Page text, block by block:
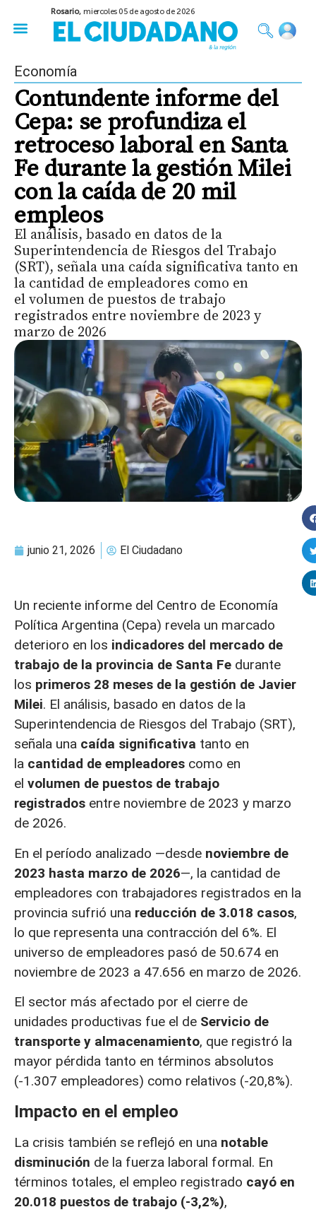
Rosario,miercoles 05 de agosto de 2026
Economía
Contundente informe del
Cepa: se profundiza el
retroceso laboral en Santa
Fe durante la gestión Milei
con la caída de 20 mil
empleos
El análisis, basado en datos de la
Superintendencia de Riesgos del Trabajo
(SRT), señala una caída significativa tanto en
la cantidad de empleadores como en
el volumen de puestos de trabajo
registrados entre noviembre de 2023 y
marzo de 2026
junio 21, 2026 El Ciudadano
Un reciente informe del Centro de Economía
Política Argentina (Cepa) revela un marcado
deterioro en los indicadores del mercado de
trabajo de la provincia de Santa Fe durante
los primeros 28 meses de la gestión de Javier
Milei. El análisis, basado en datos de la
Superintendencia de Riesgos del Trabajo (SRT),
señala una caída significativa tanto en
la cantidad de empleadores como en
el volumen de puestos de trabajo
registrados entre noviembre de 2023 y marzo
de 2026.
En el período analizado —desde noviembre de
2023 hasta marzo de 2026—, la cantidad de
empleadores con trabajadores registrados en la
provincia sufrió una reducción de 3.018 casos,
lo que representa una contracción del 6%. El
universo de empleadores pasó de 50.674 en
noviembre de 2023 a 47.656 en marzo de 2026.
El sector más afectado por el cierre de
unidades productivas fue el de Servicio de
transporte y almacenamiento, que registró la
mayor pérdida tanto en términos absolutos
(-1.307 empleadores) como relativos (-20,8%).
Impacto en el empleo
La crisis también se reflejó en una notable
disminución de la fuerza laboral formal. En
términos totales, el empleo registrado cayó en
20.018 puestos de trabajo (-3,2%),